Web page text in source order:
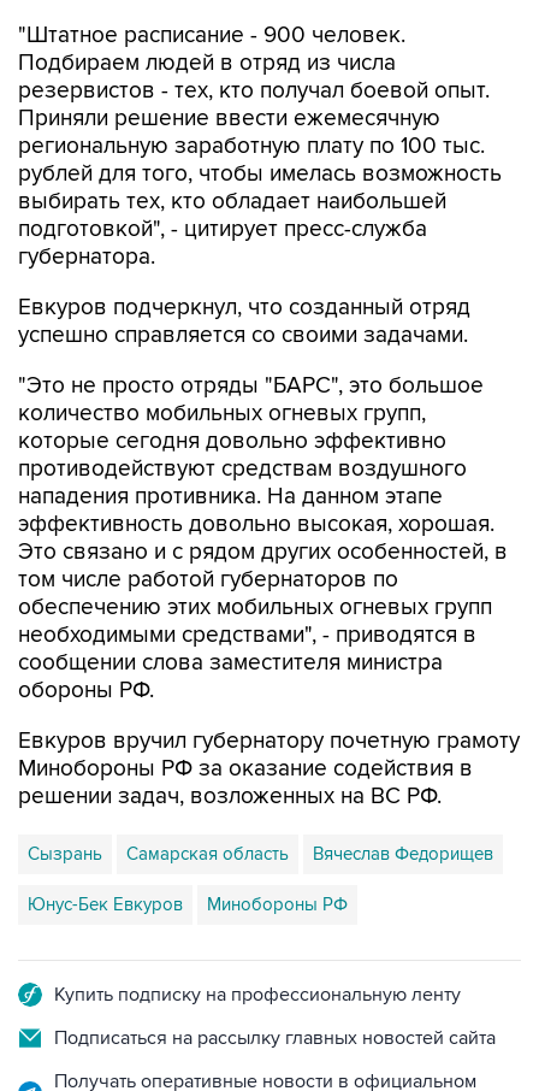
"Штатное расписание - 900 человек.
Подбираем людей в отряд из числа
резервистов - тех, кто получал боевой опыт.
Приняли решение ввести ежемесячную
региональную заработную плату по 100 тыс.
рублей для того, чтобы имелась возможность
выбирать тех, кто обладает наибольшей
подготовкой", - цитирует пресс-служба
губернатора.
Евкуров подчеркнул, что созданный отряд
успешно справляется со своими задачами.
"Это не просто отряды "БАРС", это большое
количество мобильных огневых групп,
которые сегодня довольно эффективно
противодействуют средствам воздушного
нападения противника. На данном этапе
эффективность довольно высокая, хорошая.
Это связано и с рядом других особенностей, в
том числе работой губернаторов по
обеспечению этих мобильных огневых групп
необходимыми средствами", - приводятся в
сообщении слова заместителя министра
обороны РФ.
Евкуров вручил губернатору почетную грамоту
Минобороны РФ за оказание содействия в
решении задач, возложенных на ВС РФ.
Сызрань Самарская область Вячеслав Федорищев
Юнус-Бек Евкуров Минобороны РФ
Купить подписку на профессиональную ленту
Подписаться на рассылку главных новостей сайта
Получать оперативные новости в официальном